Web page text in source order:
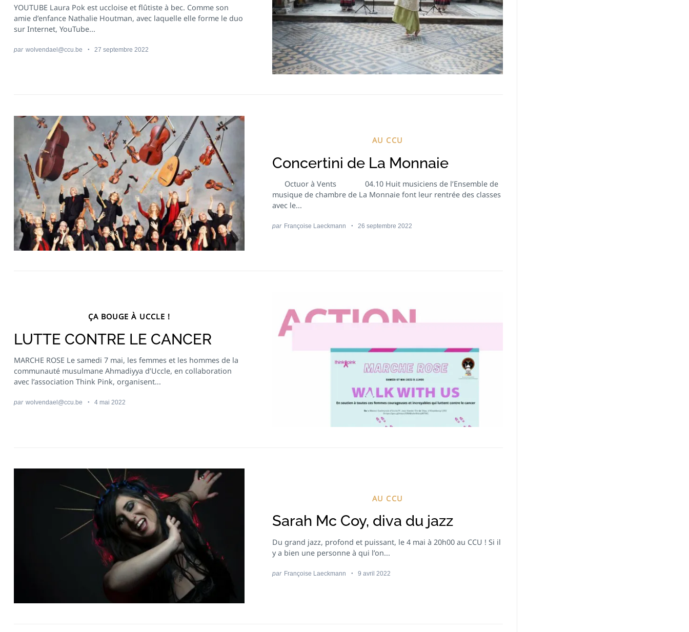
YOUTUBE Laura Pok est uccloise et flûtiste à bec. Comme son
amie d’enfance Nathalie Houtman, avec laquelle elle forme le duo
sur Internet, YouTube...
par wolvendael@ccu.be 27 septembre 2022
AU CCU
Concertini de La Monnaie
Octuor à Vents 04.10 Huit musiciens de l’Ensemble de
musique de chambre de La Monnaie font leur rentrée des classes
avec le...
par Françoise Laeckmann 26 septembre 2022
ÇA BOUGE À UCCLE !
LUTTE CONTRE LE CANCER
MARCHE ROSE Le samedi 7 mai, les femmes et les hommes de la
communauté musulmane Ahmadiyya d’Uccle, en collaboration
avec l’association Think Pink, organisent...
par wolvendael@ccu.be 4 mai 2022
AU CCU
Sarah Mc Coy, diva du jazz
Du grand jazz, profond et puissant, le 4 mai à 20h00 au CCU ! Si il
y a bien une personne à qui l’on...
par Françoise Laeckmann 9 avril 2022
Recherche
pour
: